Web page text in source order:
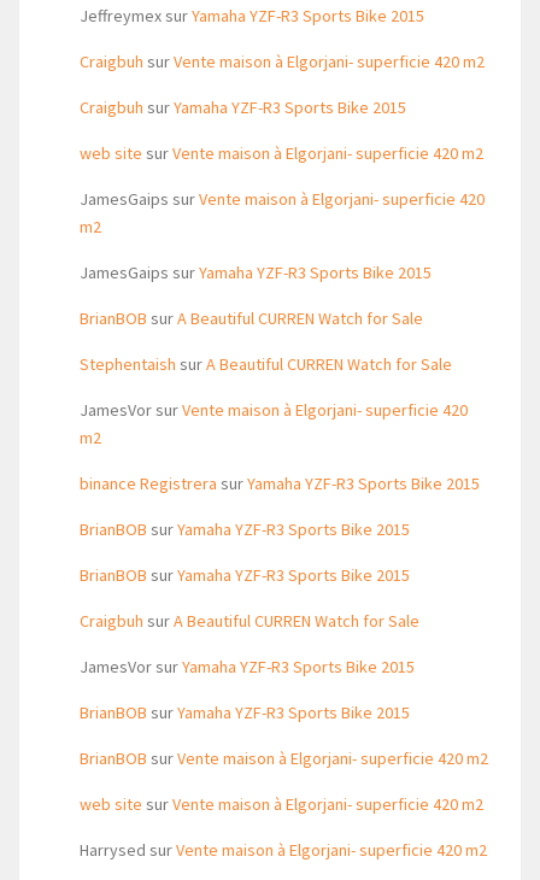
JeffreymexsurYamaha YZF-R3 Sports Bike 2015
Craigbuh surVente maison à Elgorjani- superficie 420 m2
Craigbuh surYamaha YZF-R3 Sports Bike 2015
web site surVente maison à Elgorjani- superficie 420 m2
JamesGaips surVente maison à Elgorjani- superficie 420
m2
JamesGaips surYamaha YZF-R3 Sports Bike 2015
BrianBOB surA Beautiful CURREN Watch for Sale
Stephentaish surA Beautiful CURREN Watch for Sale
JamesVorsurVente maison à Elgorjani- superficie 420
m2
binance Registrera surYamaha YZF-R3 Sports Bike 2015
BrianBOB surYamaha YZF-R3 Sports Bike 2015
BrianBOB surYamaha YZF-R3 Sports Bike 2015
Craigbuh surA Beautiful CURREN Watch for Sale
JamesVorsurYamaha YZF-R3 Sports Bike 2015
BrianBOB surYamaha YZF-R3 Sports Bike 2015
BrianBOB surVente maison à Elgorjani- superficie 420 m2
web site surVente maison à Elgorjani- superficie 420 m2
Harrysed surVente maison à Elgorjani- superficie 420 m2